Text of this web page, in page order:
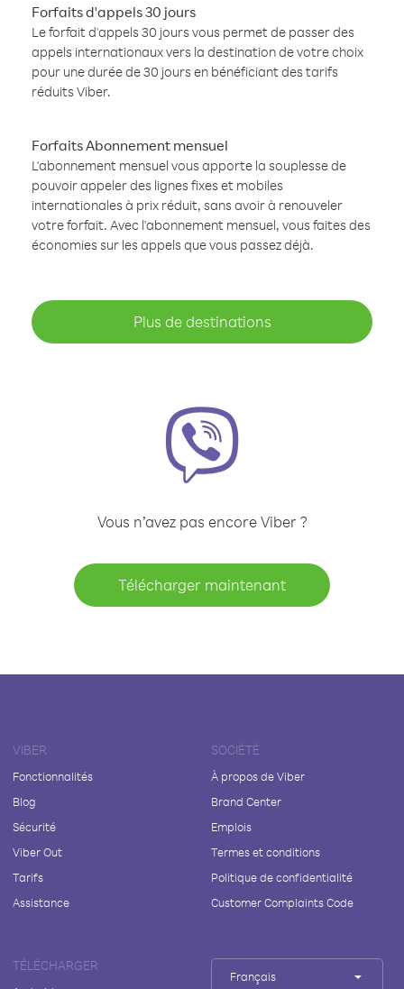
Forfaits d'appels 30 jours
Le forfait d'appels 30 jours vous permet de passer des
appels internationaux vers la destination de votre choix
pour une durée de 30 jours en bénéficiant des tarifs
réduits Viber.
Forfaits Abonnement mensuel
L'abonnement mensuel vous apporte la souplesse de
pouvoir appeler des lignes fixes et mobiles
internationales à prix réduit, sans avoir à renouveler
votre forfait. Avec l'abonnement mensuel, vous faites des
économies sur les appels que vous passez déjà.
Plus de destinations
Vous n’avez pas encore Viber ?
Télécharger maintenant
VIBER
Fonctionnalités
Blog
Sécurité
Viber Out
Tarifs
Assistance
SOCIÉTÉ
À propos de Viber
Brand Center
Emplois
Termes et conditions
Politique de confidentialité
Customer Complaints Code
TÉLÉCHARGER
Français